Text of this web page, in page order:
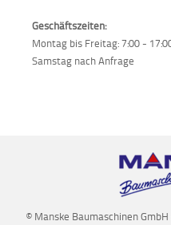
Geschäftszeiten:
Montag bis Freitag: 7:00 -
Samstag nach Anfrage
© Manske Baumaschinen